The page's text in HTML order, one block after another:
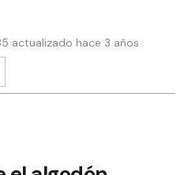
actualizado hace 3 años